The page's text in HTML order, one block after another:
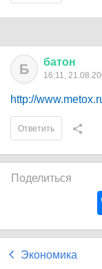
Б батон
16:11,
http://
Ответить
Поделиться
Экономика